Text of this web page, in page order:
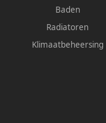
Baden
Radiatoren
Klimaatbeheersing